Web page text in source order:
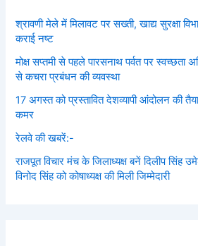
श्रावणी मेले में मिलावट पर सख्ती, खाद्य सुरक्षा
कराई नष्ट
मोक्ष सप्तमी से पहले पारसनाथ पर्वत पर
से कचरा प्रबंधन की व्यवस्था
17 अगस्त को प्रस्तावित देशव्यापी आंदोलन की
कमर
रेलवे की खबरें:-
राजपूत विचार मंच के जिलाध्यक्ष बनें‌ दिलीप सिंह
विनोद सिंह को कोषाध्यक्ष की मिली जिम्मेदारी